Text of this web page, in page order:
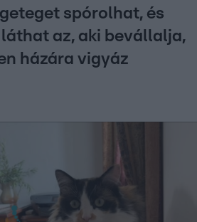
spórolhat, és
az, aki bevállalja,
házára vigyáz